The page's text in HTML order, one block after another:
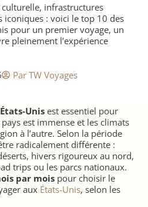
infrastructures
iconiques : voici le top 10 des
pour un premier voyage, un
pleinement l’expérience
Par TW Voyages
Unis est essentiel pour
pays est immense et les climats
à l’autre. Selon la période
radicalement différente :
hivers rigoureux au nord,
trips ou les parcs nationaux.
par mois pour choisir le
aux États-Unis, selon les